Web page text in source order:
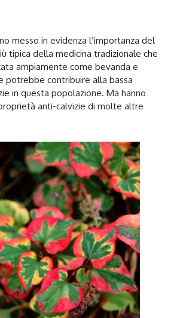
messo in evidenza l’importanza del
tipica della medicina tradizionale che
ampiamente come bevanda e
potrebbe contribuire alla bassa
in questa popolazione. Ma hanno
anti-calvizie di molte altre